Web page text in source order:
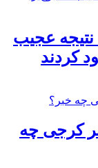
نتیجه عجیب
کردند
کرجی چه